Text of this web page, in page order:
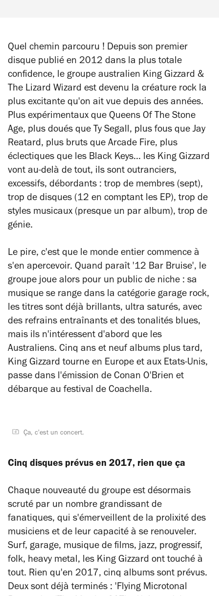
Quel chemin parcouru ! Depuis son premier
disque publié en 2012 dans la plus totale
confidence, le groupe australien King Gizzard &
The Lizard Wizard est devenu la créature rock la
plus excitante qu'on ait vue depuis des années.
Plus expérimentaux que Queens Of The Stone
Age, plus doués que Ty Segall, plus fous que Jay
Reatard, plus bruts que Arcade Fire, plus
éclectiques que les Black Keys... les King Gizzard
vont au-delà de tout, ils sont outranciers,
excessifs, débordants : trop de membres (sept),
trop de disques (12 en comptant les EP), trop de
styles musicaux (presque un par album), trop de
génie.
Le pire, c'est que le monde entier commence à
s'en apercevoir. Quand paraît '12 Bar Bruise', le
groupe joue alors pour un public de niche : sa
musique se range dans la catégorie garage rock,
les titres sont déjà brillants, ultra saturés, avec
des refrains entraînants et des tonalités blues,
mais ils n'intéressent d'abord que les
Australiens. Cinq ans et neuf albums plus tard,
King Gizzard tourne en Europe et aux Etats-Unis,
passe dans l'émission de Conan O'Brien et
débarque au festival de Coachella.
Ça, c'est un concert.
Cinq disques prévus en 2017, rien que ça
Chaque nouveauté du groupe est désormais
scruté par un nombre grandissant de
fanatiques, qui s'émerveillent de la prolixité des
musiciens et de leur capacité à se renouveler.
Surf, garage, musique de films, jazz, progressif,
folk, heavy metal, les King Gizzard ont touché à
tout. Rien qu'en 2017, cinq albums sont prévus.
Deux sont déjà terminés : 'Flying Microtonal